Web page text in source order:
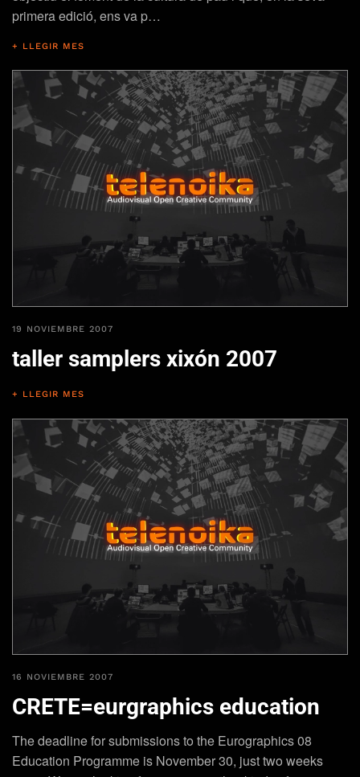
primera edició, ens va p…
+ LLEGIR MES
19 NOVIEMBRE 2007
taller samplers xixón 2007
+ LLEGIR MES
16 NOVIEMBRE 2007
CRETE=eurgraphics education
The deadline for submissions to the Eurographics 08
Education Programme is November 30, just two weeks